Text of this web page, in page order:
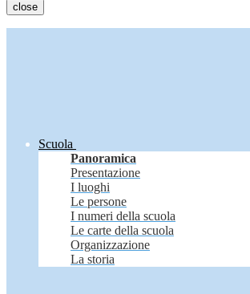
close
Scuola
Panoramica
Presentazione
I luoghi
Le persone
I numeri della scuola
Le carte della scuola
Organizzazione
La storia